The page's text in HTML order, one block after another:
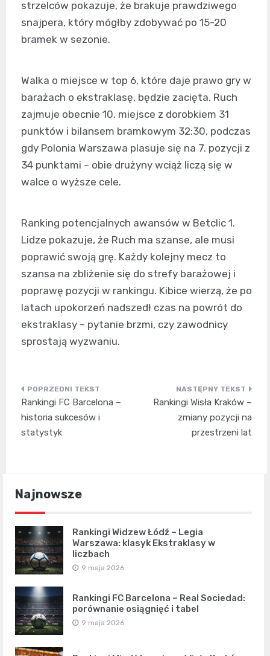
strzelców pokazuje, że brakuje prawdziwego
snajpera, który mógłby zdobywać po 15-20
bramek w sezonie.
Walka o miejsce w top 6, które daje prawo gry w
barażach o ekstraklasę, będzie zacięta. Ruch
zajmuje obecnie 10. miejsce z dorobkiem 31
punktów i bilansem bramkowym 32:30, podczas
gdy Polonia Warszawa plasuje się na 7. pozycji z
34 punktami – obie drużyny wciąż liczą się w
walce o wyższe cele.
Ranking potencjalnych awansów w Betclic 1.
Lidze pokazuje, że Ruch ma szanse, ale musi
poprawić swoją grę. Każdy kolejny mecz to
szansa na zbliżenie się do strefy barażowej i
poprawę pozycji w rankingu. Kibice wierzą, że po
latach upokorzeń nadszedł czas na powrót do
ekstraklasy – pytanie brzmi, czy zawodnicy
sprostają wyzwaniu.
Nawigacja
wpisu
Rankingi FC Barcelona –
historia sukcesów i
statystyk
Rankingi Wisła Kraków –
zmiany pozycji na
przestrzeni lat
Najnowsze
Rankingi Widzew Łódź – Legia
Warszawa: klasyk Ekstraklasy w
liczbach
9 maja 2026
Rankingi FC Barcelona – Real Sociedad:
porównanie osiągnięć i tabel
9 maja 2026